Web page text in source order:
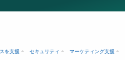
を支援 セキュリティ マーケティング支援